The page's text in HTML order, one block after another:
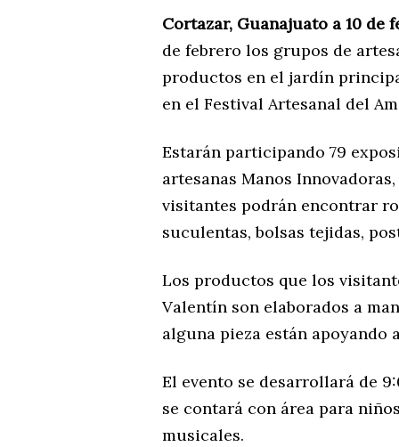
Cortazar, Guanajuato a 10 de
de febrero los grupos de
productos en el jardín
en el Festival Artesanal del
Estarán participando 79
artesanas Manos
visitantes podrán encontrar
suculentas, bolsas tejidas,
Los productos que los
Valentín son elaborados a
alguna pieza están
El evento se desarrollará de
se contará con área para
musicales.